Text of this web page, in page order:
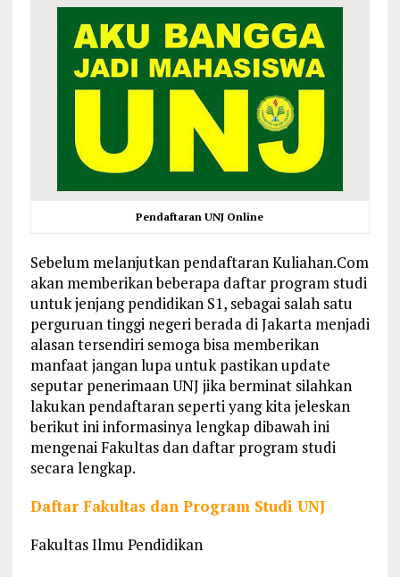
Pendaftaran UNJ Online
Sebelum melanjutkan pendaftaran Kuliahan.Com
akan memberikan beberapa daftar program studi
untuk jenjang pendidikan S1, sebagai salah satu
perguruan tinggi negeri berada di Jakarta menjadi
alasan tersendiri semoga bisa memberikan
manfaat jangan lupa untuk pastikan update
seputar penerimaan UNJ jika berminat silahkan
lakukan pendaftaran seperti yang kita jeleskan
berikut ini informasinya lengkap dibawah ini
mengenai Fakultas dan daftar program studi
secara lengkap.
Daftar Fakultas dan Program Studi UNJ
Fakultas Ilmu Pendidikan